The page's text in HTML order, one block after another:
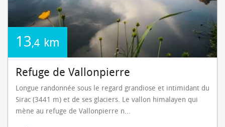
13,4 km
Refuge de Vallonpierre
Longue randonnée sous le regard grandiose et intimidant du
Sirac (3441 m) et de ses glaciers. Le vallon himalayen qui
mène au refuge de Vallonpierre n...